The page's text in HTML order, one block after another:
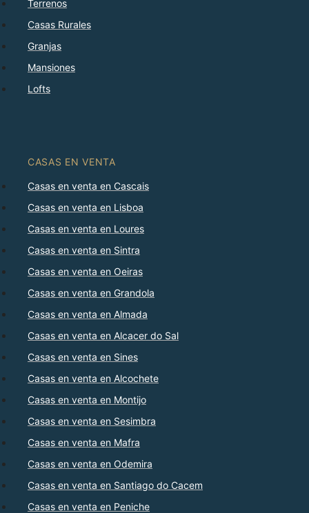
Terrenos
Casas Rurales
Granjas
Mansiones
Lofts
CASAS EN VENTA
Casas en venta en Cascais
Casas en venta en Lisboa
Casas en venta en Loures
Casas en venta en Sintra
Casas en venta en Oeiras
Casas en venta en Grandola
Casas en venta en Almada
Casas en venta en Alcacer do Sal
Casas en venta en Sines
Casas en venta en Alcochete
Casas en venta en Montijo
Casas en venta en Sesimbra
Casas en venta en Mafra
Casas en venta en Odemira
Casas en venta en Santiago do Cacem
Casas en venta en Peniche